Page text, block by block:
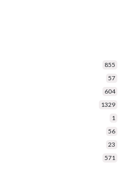
855
57
604
1329
1
56
23
571